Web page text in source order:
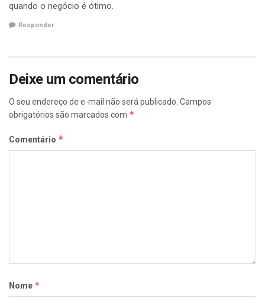
quando o negócio é ótimo.
Responder
Deixe um comentário
O seu endereço de e-mail não será publicado. Campos
obrigatórios são marcados com *
Comentário *
Nome *